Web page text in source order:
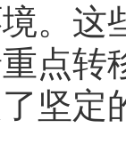
。这
点转
了坚定